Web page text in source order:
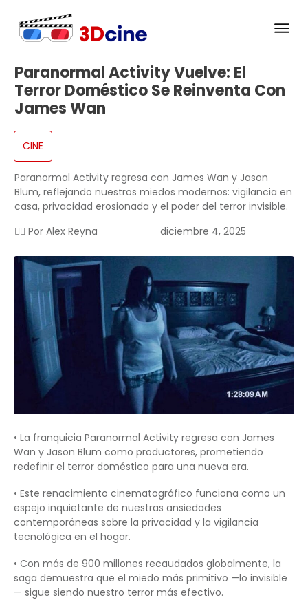
Paranormal Activity Vuelve: El
Terror Doméstico Se Reinventa Con
James Wan
CINE
Paranormal Activity regresa con James Wan y Jason
Blum, reflejando nuestros miedos modernos: vigilancia en
casa, privacidad erosionada y el poder del terror invisible.
✍🏻 Por Alex Reyna diciembre 4, 2025
• La franquicia Paranormal Activity regresa con James
Wan y Jason Blum como productores, prometiendo
redefinir el terror doméstico para una nueva era.
• Este renacimiento cinematográfico funciona como un
espejo inquietante de nuestras ansiedades
contemporáneas sobre la privacidad y la vigilancia
tecnológica en el hogar.
• Con más de 900 millones recaudados globalmente, la
saga demuestra que el miedo más primitivo —lo invisible
— sigue siendo nuestro terror más efectivo.